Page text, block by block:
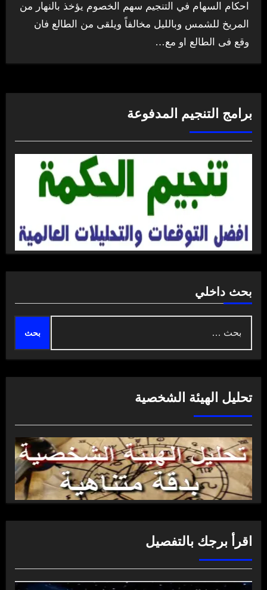
احكام السهام في التنجيم سهم الخصوم يؤخذ بالنهار من
المريخ للشمس وبالليل مخالفاً ويلقى من الطالع فان
وقع فى الطالع او مع…
برامج التنجيم المدفوعة
بحث داخلي
عن:
تحليل الهيئة الشخصية
اقرأ برجك بالتفصيل